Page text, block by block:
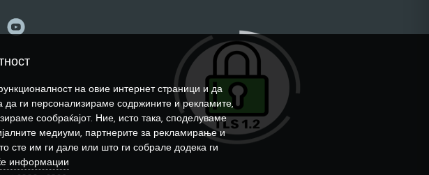
на овие интернет страници и да
ги персонализираме содржините и рекламите,
сообраќајот. Ние, исто така, споделуваме
медиуми, партнерите за рекламирање и
сте им ги дале или што ги собрале додека ги
информации